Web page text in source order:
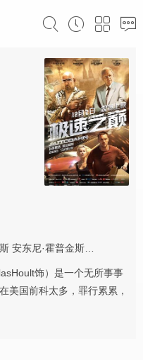
安东尼·霍普金斯
饰）是一个无所事事
美国前科太多，罪行累累，